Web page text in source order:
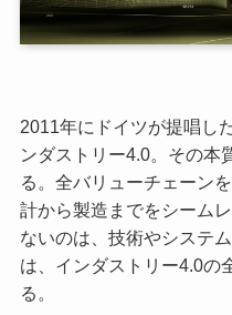
2011年にドイツが提唱し
ンダストリー4.0。その本
る。全バリューチェーン
計から製造までをシーム
ないのは、技術やシステ
は、インダストリー4.0の
る。